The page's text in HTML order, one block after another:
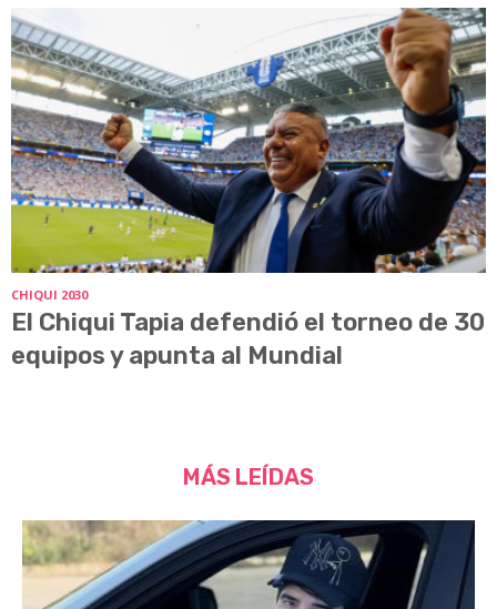
CHIQUI 2030
El Chiqui Tapia defendió el torneo de 30
equipos y apunta al Mundial
MÁS LEÍDAS